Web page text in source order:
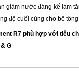
giảm nước đáng kể làm
độ cuối cùng cho bê
R7 phù hợp với tiêu
G